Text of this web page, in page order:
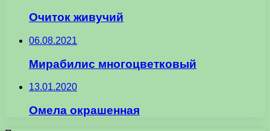
Очиток живучий
06.08.2021
Мирабилис многоцветковый
13.01.2020
Омела окрашенная